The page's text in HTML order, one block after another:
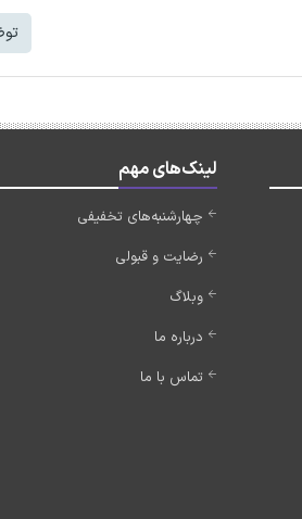
لینک‌های مهم
چهارشنبه‌های تخفیفی
رضایت و قبولی
وبلاگ
درباره ما
تماس با ما